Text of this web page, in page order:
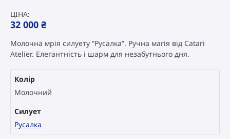
ЦІНА:
32 000 ₴
Молочна мрія силуету “Русалка”. Ручна магія від Catari
Atelier. Елегантність і шарм для незабутнього дня.
Колір
Молочний
Силует
Русалка